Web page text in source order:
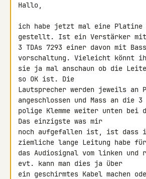
Hallo,
ich habe jetzt mal eine
gestellt. Ist ein Verstärker mit
3 TDAs 7293 einer davon mit
vorschaltung. Vieleicht könnt
sie ja mal anschaun ob die
so OK ist. Die
Lautsprecher werden jeweils an
angeschlossen und Mass an die 3
polige Klemme weiter unten bei
Das einzigste was mir
noch aufgefallen ist, ist dass
ziemliche lange Leitung habe für
das Audiosignal vom linken und
evt. kann man dies ja über
ein geschirmtes Kabel machen